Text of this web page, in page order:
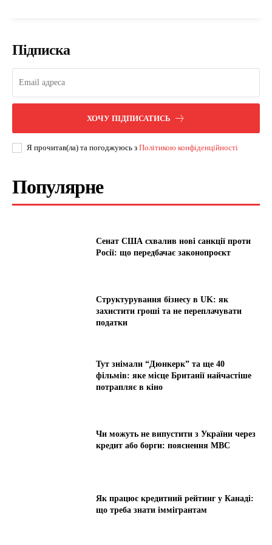
Підписка
ХОЧУ ПІДПИСАТИСЬ
Я прочитав(ла) та погоджуюсь з Політикою конфіденційності
Популярне
Сенат США схвалив нові санкції проти
Росії: що передбачає законопроєкт
Структурування бізнесу в UK: як
захистити гроші та не переплачувати
податки
Тут знімали “Дюнкерк” та ще 40
фільмів: яке місце Британії найчастіше
потрапляє в кіно
Чи можуть не випустити з України через
кредит або борги: пояснення МВС
Як працює кредитний рейтинг у Канаді:
що треба знати іммігрантам